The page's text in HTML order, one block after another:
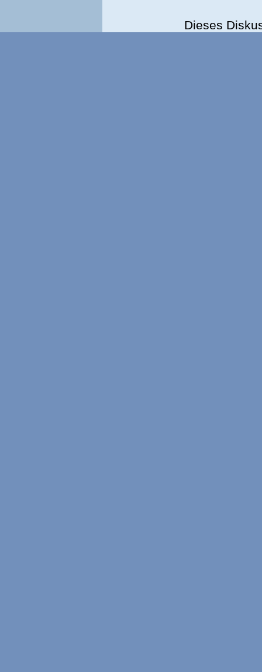
Dieses